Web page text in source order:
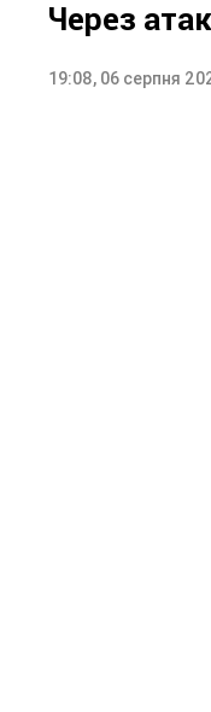
Через
19:08, 06 серпня